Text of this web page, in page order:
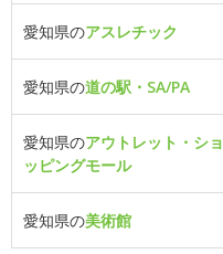
愛知県のアスレチック
愛知県の道の駅・SA/PA
愛知県のアウトレット・ショ
ッピングモール
愛知県の美術館